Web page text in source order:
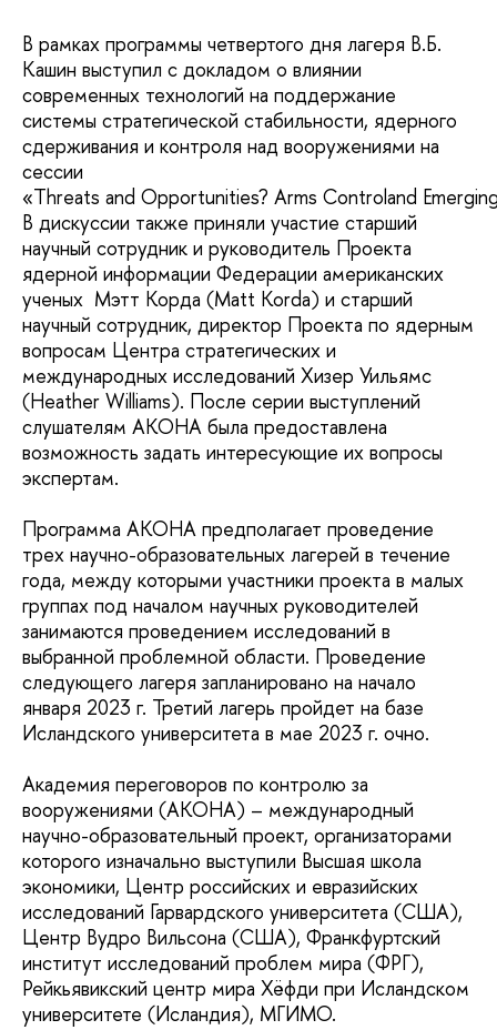
В рамках программы четвертого дня лагеря В.Б.
Кашин выступил с докладом о влиянии
современных технологий на поддержание
системы стратегической стабильности, ядерного
сдерживания и контроля над вооружениями на
сессии
«Threats and Opportunities? Arms Controland
В дискуссии также приняли участие старший
научный сотрудник и руководитель Проекта
ядерной информации Федерации американских
ученых Мэтт Корда (Matt Korda) и старший
научный сотрудник, директор Проекта по ядерным
вопросам Центра стратегических и
международных исследований Хизер Уильямс
(Heather Williams). После серии выступлений
слушателям АКОНА была предоставлена
возможность задать интересующие их вопросы
экспертам.
Программа АКОНА предполагает проведение
трех научно-образовательных лагерей в течение
года, между которыми участники проекта в малых
группах под началом научных руководителей
занимаются проведением исследований в
выбранной проблемной области. Проведение
следующего лагеря запланировано на начало
января 2023 г. Третий лагерь пройдет на базе
Исландского университета в мае 2023 г. очно.
Академия переговоров по контролю за
вооружениями (АКОНА) – международный
научно-образовательный проект, организаторами
которого изначально выступили Высшая школа
экономики, Центр российских и евразийских
исследований Гарвардского университета (США),
Центр Вудро Вильсона (США), Франкфуртский
институт исследований проблем мира (ФРГ),
Рейкьявикский центр мира Хёфди при Исландском
университете (Исландия), МГИМО.